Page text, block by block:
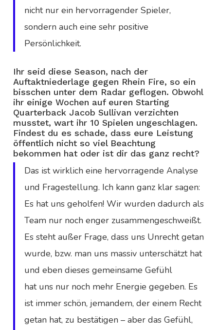
nicht nur ein hervorragender Spieler,
sondern auch eine sehr positive
Persönlichkeit.
Ihr seid diese Season, nach der
Auftaktniederlage gegen Rhein Fire, so ein
bisschen unter dem Radar geflogen. Obwohl
ihr einige Wochen auf euren Starting
Quarterback Jacob Sullivan verzichten
musstet, wart ihr 10 Spielen ungeschlagen.
Findest du es schade, dass eure Leistung
öffentlich nicht so viel Beachtung
bekommen hat oder ist dir das ganz recht?
Das ist wirklich eine hervorragende Analyse
und Fragestellung. Ich kann ganz klar sagen:
Es hat uns geholfen! Wir wurden dadurch als
Team nur noch enger zusammengeschweißt.
Es steht außer Frage, dass uns Unrecht getan
wurde, bzw. man uns massiv unterschätzt hat
und eben dieses gemeinsame Gefühl
hat uns nur noch mehr Energie gegeben. Es
ist immer schön, jemandem, der einem Recht
getan hat, zu bestätigen – aber das Gefühl,